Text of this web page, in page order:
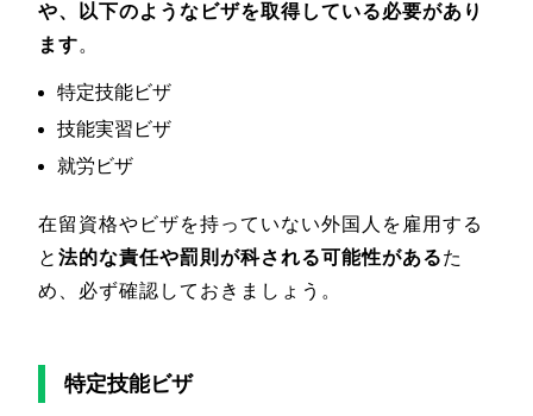
や、以下のようなビザを取得している必要があり
ます。
特定技能ビザ
技能実習ビザ
就労ビザ
在留資格やビザを持っていない外国人を雇用する
と 法的な責任や罰則が科される可能性があるた
め、必ず確認しておきましょう。
特定技能ビザ